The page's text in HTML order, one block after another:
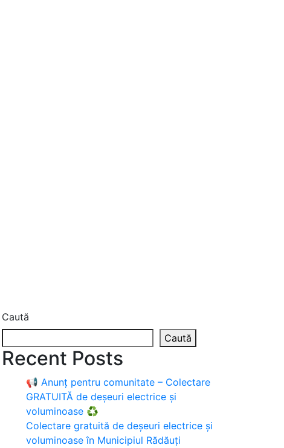
Caută
Caută
Recent Posts
📢 Anunț pentru comunitate – Colectare
GRATUITĂ de deșeuri electrice și
voluminoase ♻️
Colectare gratuită de deșeuri electrice și
voluminoase în Municipiul Rădăuți